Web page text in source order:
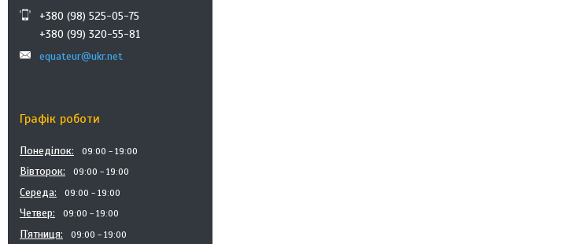
+380 (98) 525-05-75
+380 (99) 320-55-81
equateur@ukr.net
Графік роботи
Понеділок 09:00 19:00
Вівторок 09:00 19:00
Середа 09:00 19:00
Четвер 09:00 19:00
Пʼятниця 09:00 19:00